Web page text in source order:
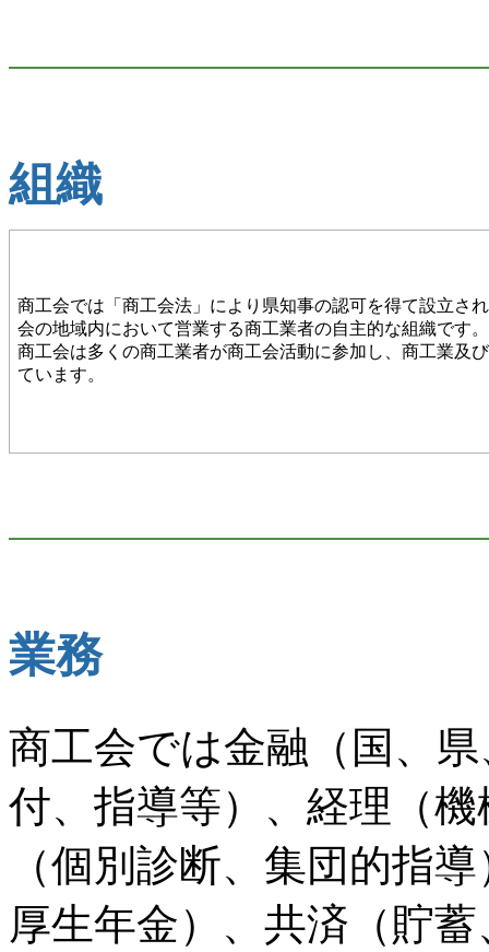
組織
商工会では「商工会法」により県知事の認可を得て設立さ
会の地域内において営業する商工業者の自主的な組織です。
商工会は多くの商工業者が商工会活動に参加し、商工業及
ています。
業務
商工会では金融（国、
付、指導等）、経理（
（個別診断、集団的指
厚生年金）、共済（貯